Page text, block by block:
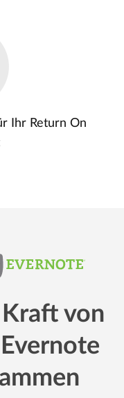
Ihr Return On
Kraft von